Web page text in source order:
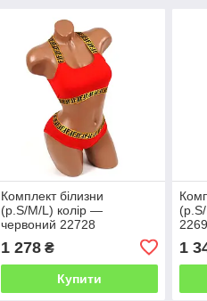
Комплект білизни
(р.S/M/L) колір —
червоний 22728
1 278₴
Купити
1